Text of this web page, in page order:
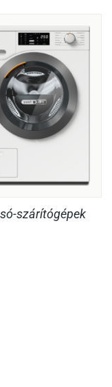
szárítógépek